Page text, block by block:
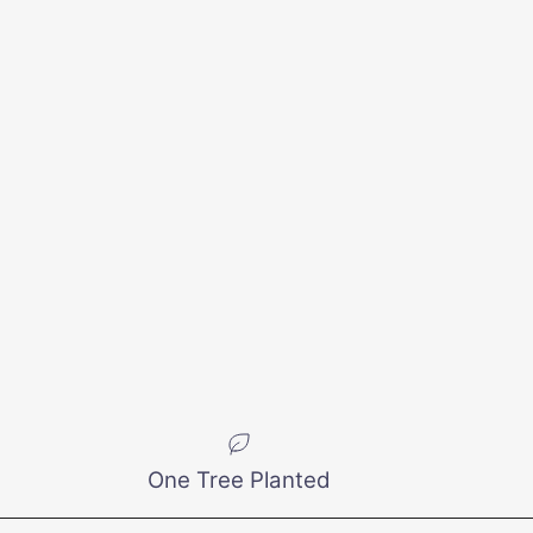
One Tree Planted